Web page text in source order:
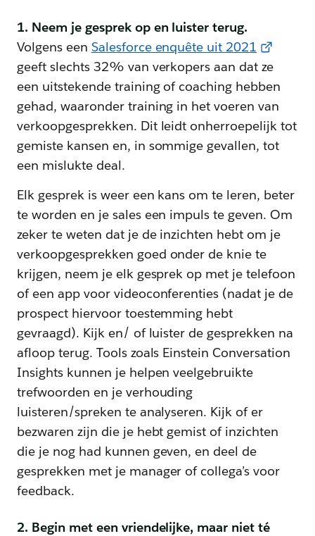
1. Neem je gesprek op en luister terug.
Volgens een Salesforce enquête uit 2021
geeft slechts 32% van verkopers aan dat ze
een uitstekende training of coaching hebben
gehad, waaronder training in het voeren van
verkoopgesprekken. Dit leidt onherroepelijk tot
gemiste kansen en, in sommige gevallen, tot
een mislukte deal.
Elk gesprek is weer een kans om te leren, beter
te worden en je sales een impuls te geven. Om
zeker te weten dat je de inzichten hebt om je
verkoopgesprekken goed onder de knie te
krijgen, neem je elk gesprek op met je telefoon
of een app voor videoconferenties (nadat je de
prospect hiervoor toestemming hebt
gevraagd). Kijk en/ of luister de gesprekken na
afloop terug. Tools zoals Einstein Conversation
Insights kunnen je helpen veelgebruikte
trefwoorden en je verhouding
luisteren/spreken te analyseren. Kijk of er
bezwaren zijn die je hebt gemist of inzichten
die je nog had kunnen geven, en deel de
gesprekken met je manager of collega’s voor
feedback.
2. Begin met een vriendelijke, maar niet té